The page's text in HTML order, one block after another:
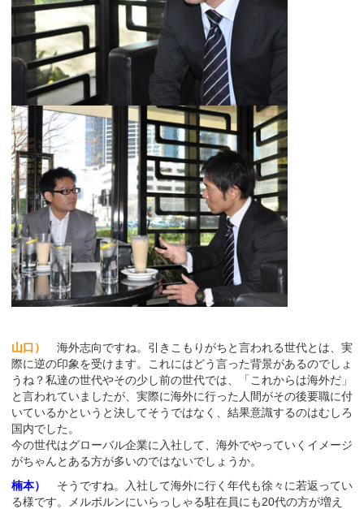
山口）
海外志向ですね。引きこもりがちと言われる世代とは、実
際に逆の印象を受けます。これにはどう言った背景があるのでしょ
うね？私達の世代やその少し前の世代では、「これからは海外だ」
と言われていましたが、実際に海外に行った人間がその後要職に付
いているかというと決してそうではなく、結果意識するのはむしろ
国内でした。
今の世代はグローバル企業に入社して、海外でやっていくイメージ
がちゃんとある方が多いのではないでしょうか。
楠本）
そうですね。入社して海外に行く年代も徐々に若返ってい
る様です。メルボルンにいらっしゃる駐在員にも20代の方が増え